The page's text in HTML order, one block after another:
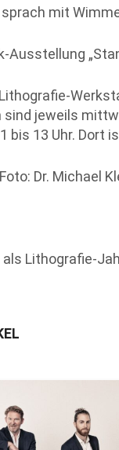
mit
Ausstellung
jeweils
bis 13 Uhr. Dort
Dr. Michael
Lithografie-